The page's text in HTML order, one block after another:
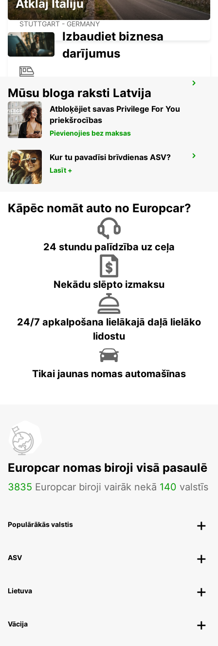
STUTTGART AIRPORT
STUTTGART - GERMANY
STUTTGART MAIN STATION
STUTTGART - GERMANY
HEIDENHEIM
HEIDENHEIM - GERMANY
Atklāj Itāliju
Izbaudiet biznesa
darījumus
Mūsu bloga raksti Latvija
Atbloķējiet savas Privilege For You
priekšrocības
Pievienojies bez maksas
Kur tu pavadīsi brīvdienas ASV?
Lasīt +
Kāpēc nomāt auto no Europcar?
24 stundu palīdzība uz ceļa
Nekādu slēpto izmaksu
24/7 apkalpošana lielākajā daļā lielāko
lidostu
Tikai jaunas nomas automašīnas
Europcar nomas biroji visā pasaulē
3835 Europcar biroji vairāk nekā 140 valstīs
Populārākās valstis
ASV
Lietuva
Vācija